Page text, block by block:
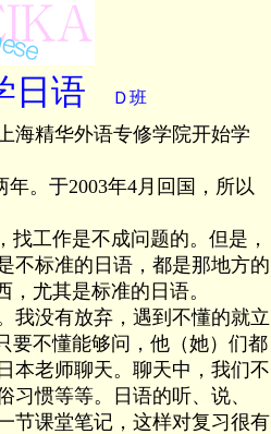
日语 Ｄ班
精华外语专修学院开始学
。于2003年4月回国，所以
工作是不成问题的。但是，
不标准的日语，都是那地方的
尤其是标准的日语。
没有放弃，遇到不懂的就立
要不懂能够问，他（她）们都
本老师聊天。聊天中，我们不
惯等等。日语的听、说、
节课堂笔记，这样对复习很有